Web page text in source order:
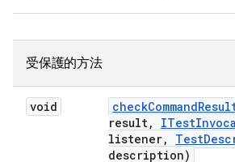
受保護的方法
void checkCommand
result, ITest
listener, Test
description)